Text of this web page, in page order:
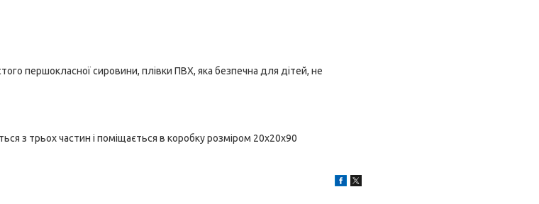
першокласної сировини, плівки ПВХ, яка безпечна для дітей, не
з трьох частин і поміщається в коробку розміром 20х20х90